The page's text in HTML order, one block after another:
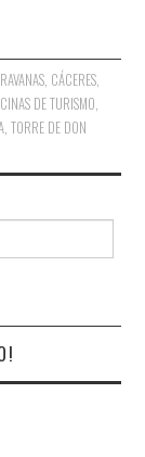
, CÁCERES,
DE TURISMO
,TORRE DE DON